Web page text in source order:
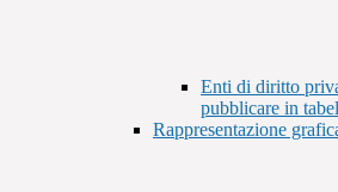
Enti di diritto
pubblicare in
Rappresentazione